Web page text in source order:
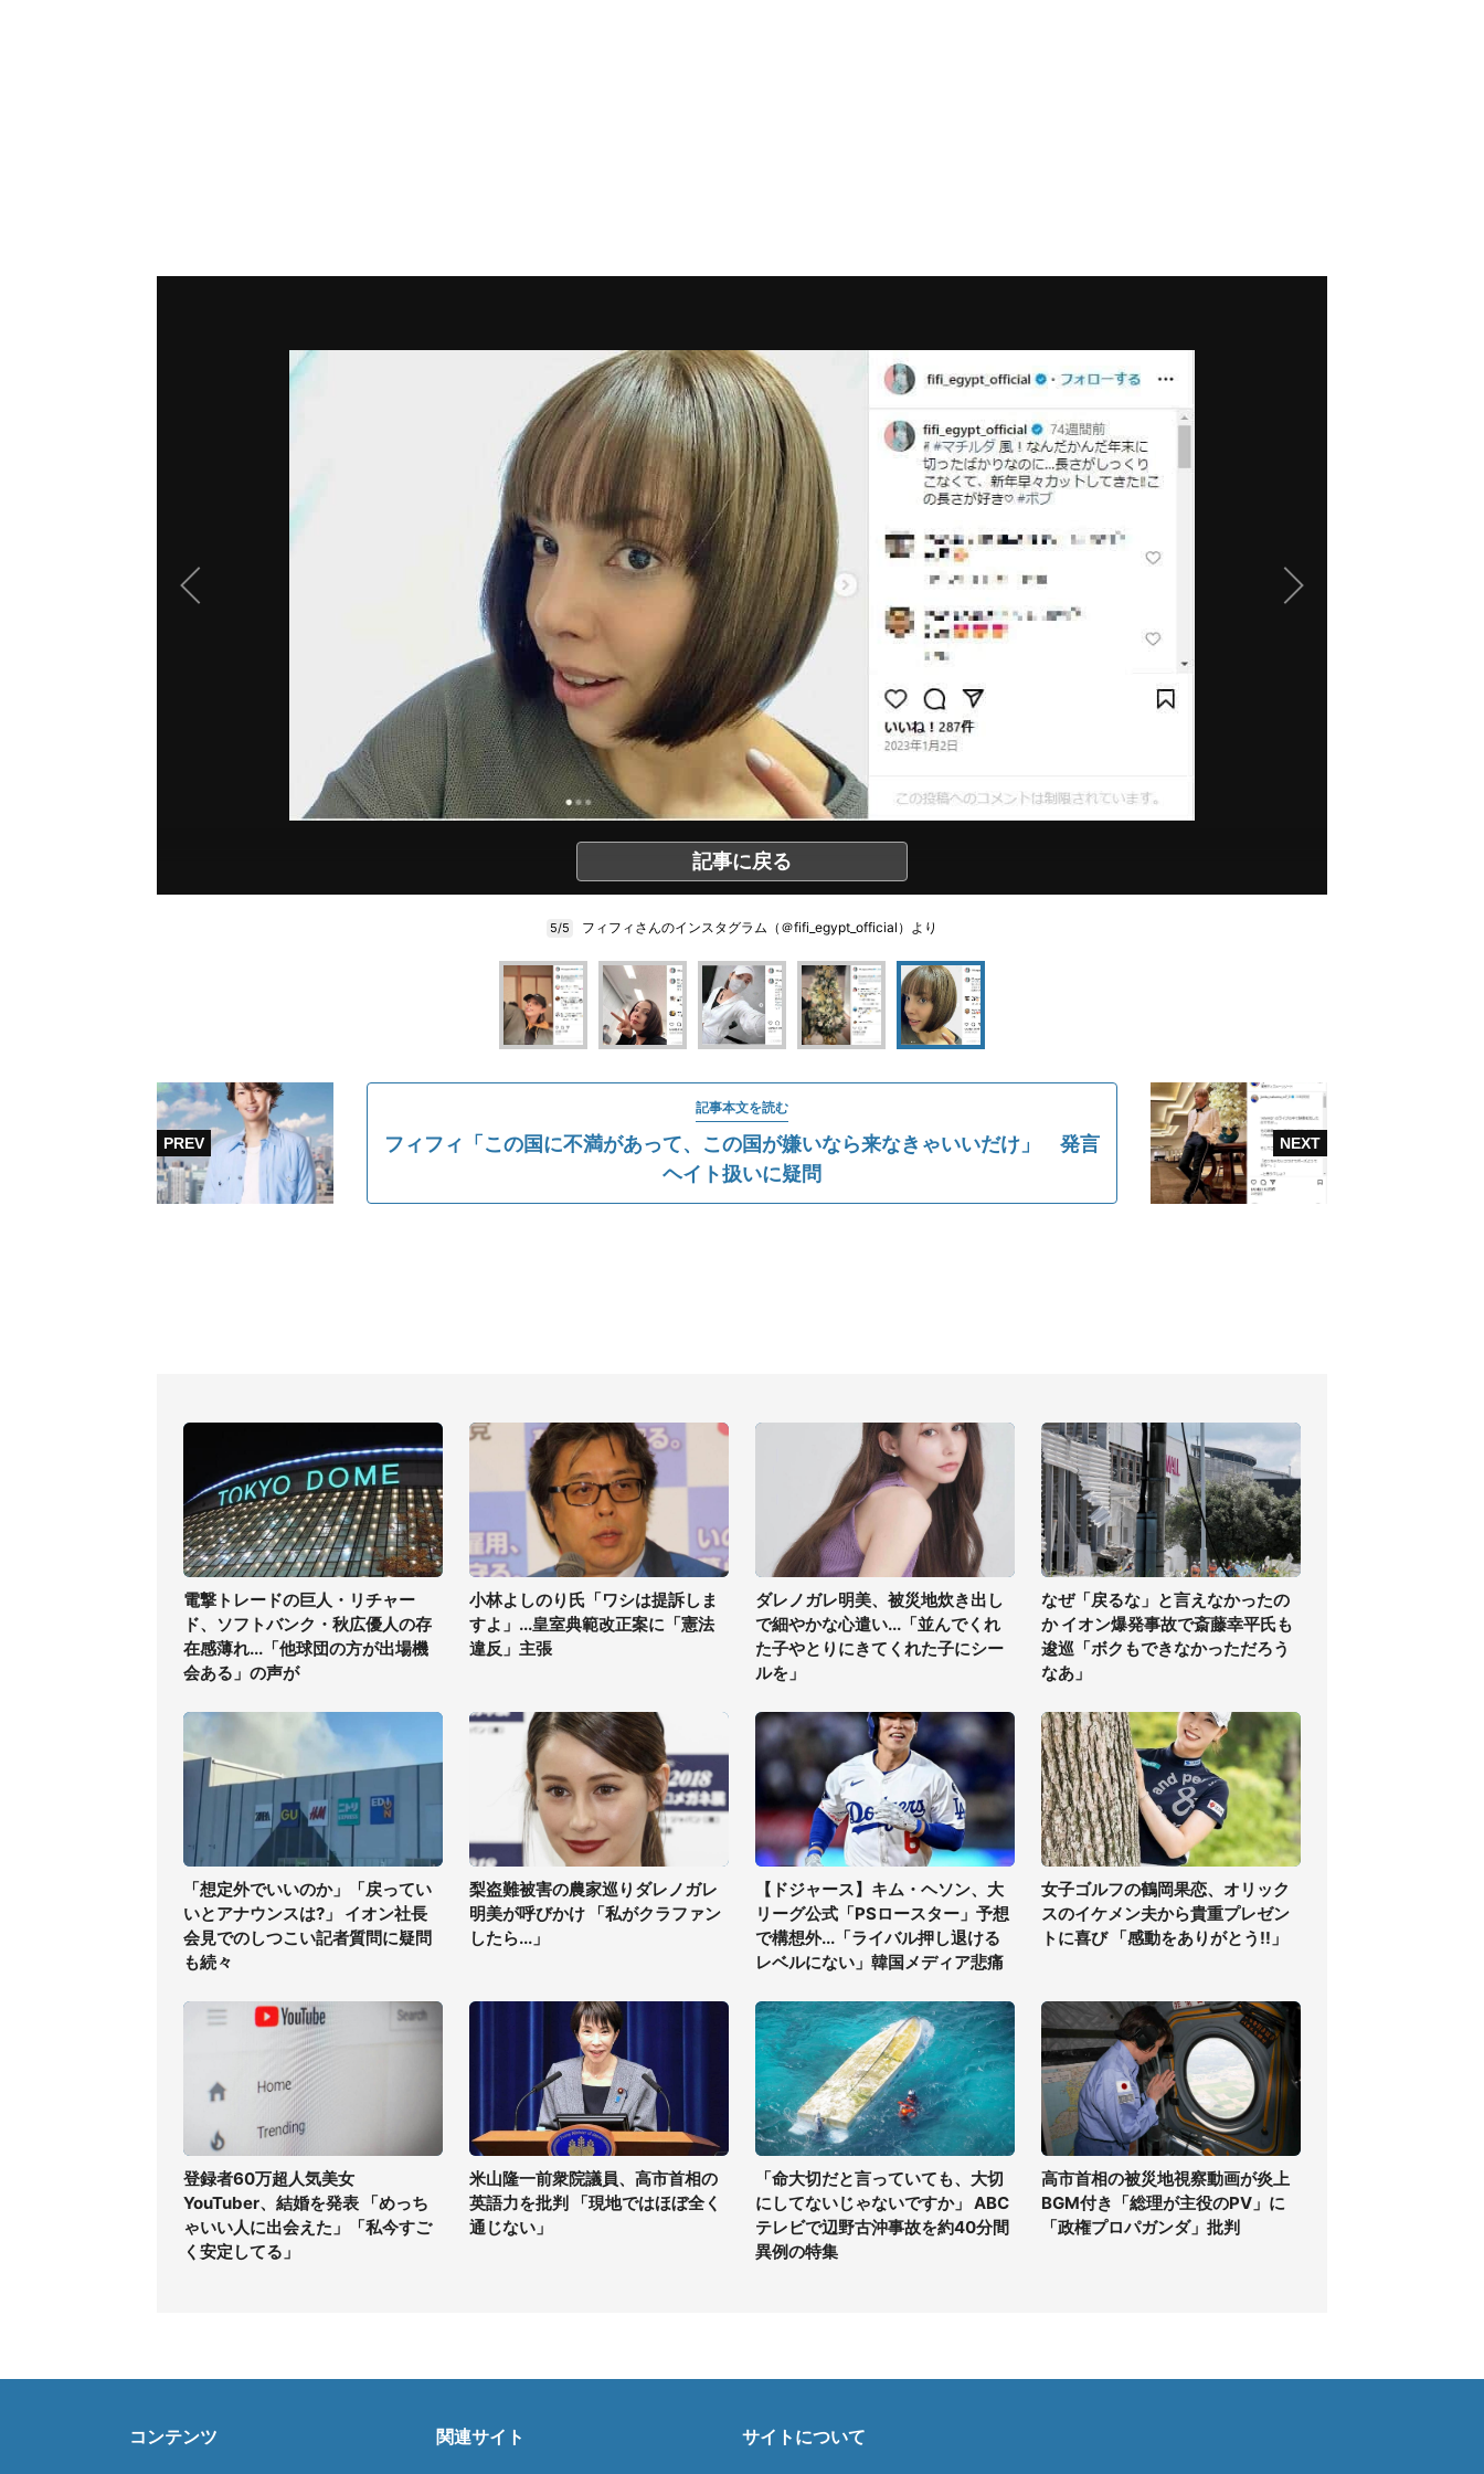
記事に戻る
5/5 フィフィさんのインスタグラム（＠fifi_egypt_official）より
記事本文を読む
フィフィ「この国に不満があって、この国が嫌いなら来なきゃいいだけ」 発言
ヘイト扱いに疑問
電撃トレードの巨人・リチャー
ド、ソフトバンク・秋広優人の存
在感薄れ...「他球団の方が出場機
会ある」の声が
小林よしのり氏「ワシは提訴しま
すよ」...皇室典範改正案に「憲法
違反」主張
ダレノガレ明美、被災地炊き出し
で細やかな心遣い...「並んでくれ
た子やとりにきてくれた子にシー
ルを」
なぜ「戻るな」と言えなかったの
か イオン爆発事故で斎藤幸平氏も
逡巡「ボクもできなかっただろう
なあ」
「想定外でいいのか」「戻ってい
いとアナウンスは?」 イオン社長
会見でのしつこい記者質問に疑問
も続々
梨盗難被害の農家巡りダレノガレ
明美が呼びかけ 「私がクラファン
したら...」
【ドジャース】キム・ヘソン、大
リーグ公式「PSロースター」予想
で構想外...「ライバル押し退ける
レベルにない」韓国メディア悲痛
女子ゴルフの鶴岡果恋、オリック
スのイケメン夫から貴重プレゼン
トに喜び 「感動をありがとう!!」
登録者60万超人気美女
YouTuber、結婚を発表 「めっち
ゃいい人に出会えた」「私今すご
く安定してる」
米山隆一前衆院議員、高市首相の
英語力を批判 「現地ではほぼ全く
通じない」
「命大切だと言っていても、大切
にしてないじゃないですか」 ABC
テレビで辺野古沖事故を約40分間
異例の特集
高市首相の被災地視察動画が炎上
BGM付き「総理が主役のPV」に
「政権プロパガンダ」批判
コンテンツ 関連サイト サイトについて